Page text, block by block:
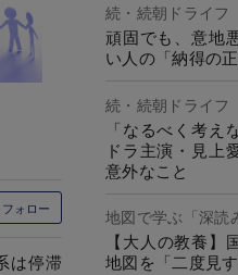
フォロー
は停滞
続・続朝ドライフ
頑固でも、意地
い人の「納得の
続・続朝ドライフ
「なるべく考え
ドラ主演・見上
意外なこと
地図で学ぶ「深読
【大人の教養
地図を「二度見